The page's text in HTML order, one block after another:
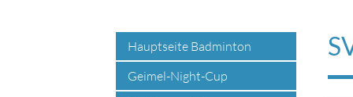
Suchbegriffe
Hauptseite Badminton
Geimel-Night-Cup